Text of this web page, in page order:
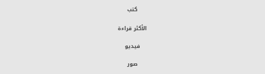
كتب
الأكثر قراءة
فيديو
صور